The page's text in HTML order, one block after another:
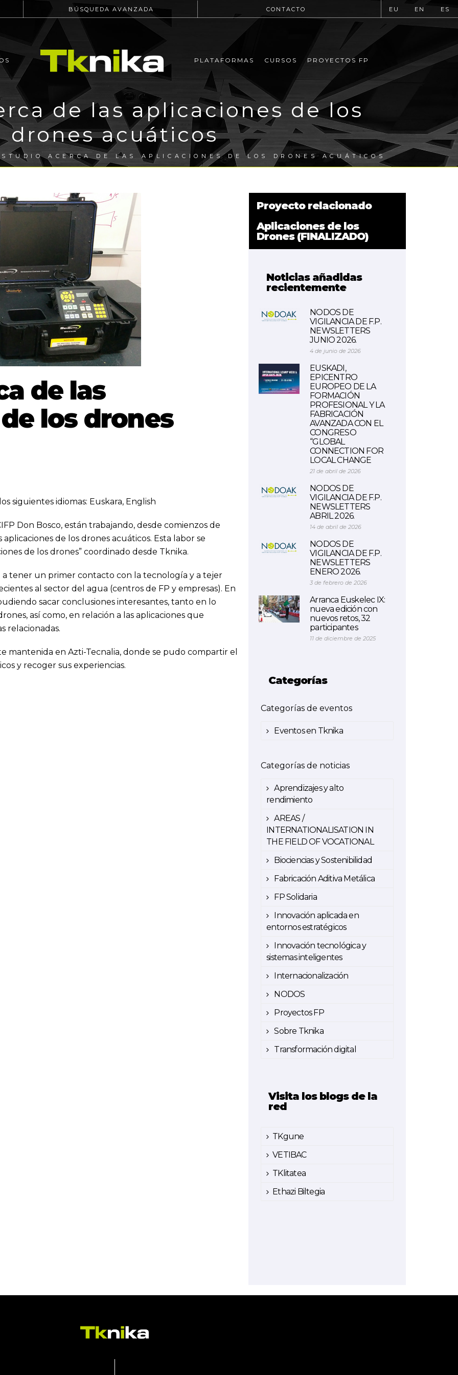
BÚSQUEDA AVANZADA CONTACTO EU EN ES
PLATAFORMAS CURSOS PROYECTOS FP
de las aplicaciones de los
drones acuáticos
ACERCA DE LAS APLICACIONES DE LOS DRONES ACUÁTICOS
de las
los drones
siguientes idiomas: Euskara, English
Don Bosco, están trabajando, desde comienzos de
de los drones acuáticos. Esta labor se
de los drones” coordinado desde Tknika.
a tener un primer contacto con la tecnología y a tejer
al sector del agua (centros de FP y empresas). En
sacar conclusiones interesantes, tanto en lo
así como, en relación a las aplicaciones que
relacionadas.
mantenida en Azti-Tecnalia, donde se pudo compartir el
y recoger sus experiencias.
Proyecto relacionado
Aplicaciones de los
Drones (FINALIZADO)
Noticias añadidas
recientemente
NODOS DE
VIGILANCIA DE F.P.
NEWSLETTERS
JUNIO 2026.
4 de junio de 2026
EUSKADI,
EPICENTRO
EUROPEO DE LA
FORMACIÓN
PROFESIONAL Y LA
FABRICACIÓN
AVANZADA CON EL
CONGRESO
“GLOBAL
CONNECTION FOR
LOCAL CHANGE
21 de abril de 2026
NODOS DE
VIGILANCIA DE F.P.
NEWSLETTERS
ABRIL 2026.
14 de abril de 2026
NODOS DE
VIGILANCIA DE F.P.
NEWSLETTERS
ENERO 2026.
3 de febrero de 2026
Arranca Euskelec IX:
nueva edición con
nuevos retos, 32
participantes
11 de diciembre de 2025
Categorías
Categorías de eventos
Eventos en Tknika
Categorías de noticias
Aprendizajes y alto
rendimiento
AREAS /
INTERNATIONALISATION IN
THE FIELD OF VOCATIONAL
Biociencias y Sostenibilidad
Fabricación Aditiva Metálica
FP Solidaria
Innovación aplicada en
entornos estratégicos
Innovación tecnológica y
sistemas inteligentes
Internacionalización
NODOS
Proyectos FP
Sobre Tknika
Transformación digital
Visita los blogs de la
red
TKgune
VETIBAC
TKlitatea
Ethazi Biltegia